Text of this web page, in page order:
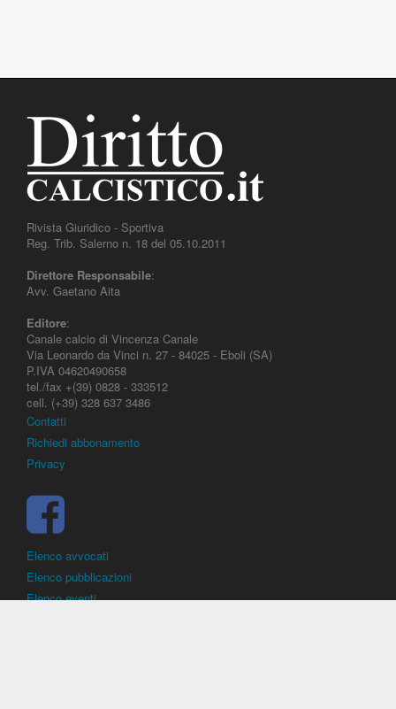
Rivista Giuridico - Sportiva
Reg. Trib. Salerno n. 18 del 05.10.2011
Direttore Responsabile:
Avv. Gaetano Aita
Editore:
Canale calcio di Vincenza Canale
Via Leonardo da Vinci n. 27 - 84025 - Eboli (SA)
P.IVA 04620490658
tel./fax +(39) 0828 - 333512
cell. (+39) 328 637 3486
Contatti
Richiedi abbonamento
Privacy
Elenco avvocati
Elenco pubblicazioni
Elenco eventi